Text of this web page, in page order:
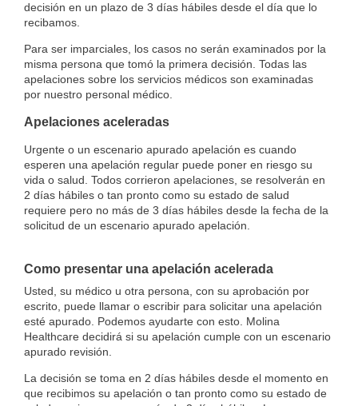
decisión en un plazo de 3 días hábiles desde el día que lo
recibamos.
Para ser imparciales, los casos no serán examinados por la
misma persona que tomó la primera decisión. Todas las
apelaciones sobre los servicios médicos son examinadas
por nuestro personal médico.
Apelaciones aceleradas
Urgente o un escenario apurado apelación es cuando
esperen una apelación regular puede poner en riesgo su
vida o salud. Todos corrieron apelaciones, se resolverán en
2 días hábiles o tan pronto como su estado de salud
requiere pero no más de 3 días hábiles desde la fecha de la
solicitud de un escenario apurado apelación.
Como presentar una apelación acelerada
Usted, su médico u otra persona, con su aprobación por
escrito, puede llamar o escribir para solicitar una apelación
esté apurado. Podemos ayudarte con esto. Molina
Healthcare decidirá si su apelación cumple con un escenario
apurado revisión.
La decisión se toma en 2 días hábiles desde el momento en
que recibimos su apelación o tan pronto como su estado de